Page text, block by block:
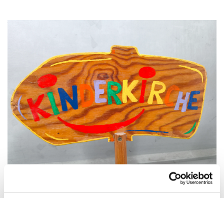
© Bild: Dominik Schaack In: Pfarrbriefservice.de